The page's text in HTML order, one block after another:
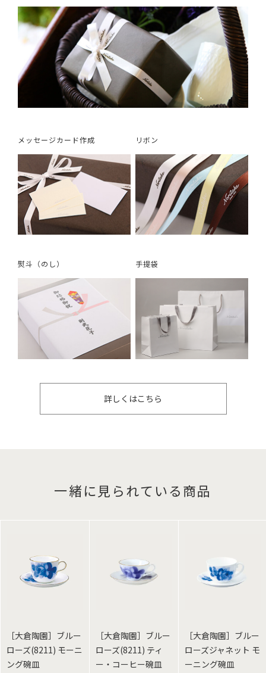
メッセージカード作成 リボン
熨斗（のし） 手提袋
詳しくはこちら
一緒に見られている商品
［大倉陶園］ブルー
ローズ(8211) モーニ
ング碗皿
［大倉陶園］ブルー
ローズ(8211) ティ
ー・コーヒー碗皿
［大倉陶園］ブルー
ローズジャネット モ
ーニング碗皿